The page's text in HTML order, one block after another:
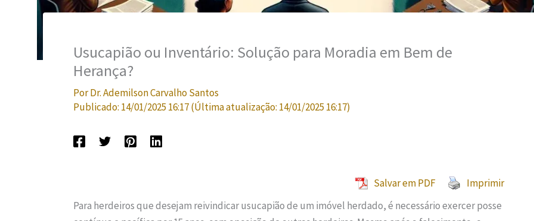
Usucapião ou Inventário: Solução para Moradia em Bem de
Herança?
PorDr. Ademilson Carvalho Santos
Publicado: 14/01/2025 16:17(Última atualização: 14/01/2025 16:17)
Salvar em PDF
Imprimir
Para herdeiros que desejam reivindicar usucapião de um imóvel herdado, é necessário exercer posse